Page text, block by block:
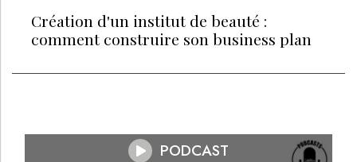
Création d'un institut de beauté :
comment construire son business plan
PODCAST